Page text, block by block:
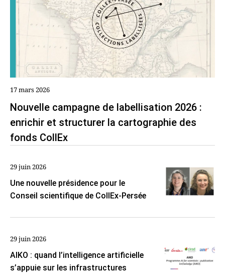
17 mars 2026
Nouvelle campagne de labellisation 2026 :
enrichir et structurer la cartographie des
fonds CollEx
29 juin 2026
Une nouvelle présidence pour le
Conseil scientifique de CollEx-Persée
29 juin 2026
AIKO : quand l’intelligence artificielle
s’appuie sur les infrastructures